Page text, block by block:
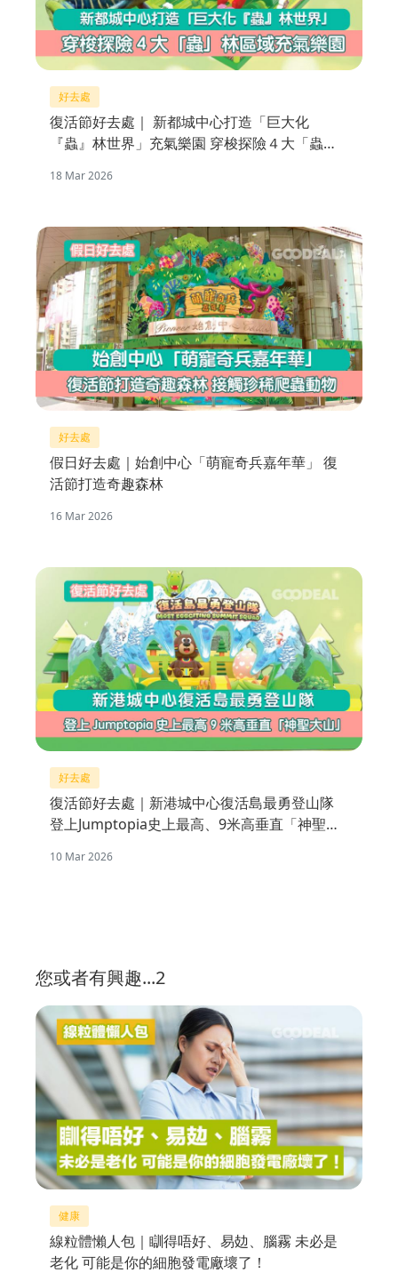
好去處
復活節好去處｜ 新都城中心打造「巨大化
『蟲』林世界」充氣樂園 穿梭探險４大「蟲」
18 Mar 2026
好去處
假日好去處｜始創中心「萌寵奇兵嘉年華」 復
活節打造奇趣森林
16 Mar 2026
好去處
復活節好去處｜新港城中心復活島最勇登山隊
登上Jumptopia史上最高、9米高垂直「神聖大
10 Mar 2026
您或者有興趣...2
健康
線粒體懶人包｜瞓得唔好、易攰、腦霧 未必是
老化 可能是你的細胞發電廠壞了！